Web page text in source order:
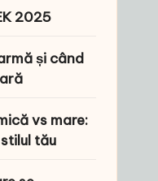
2025
și când
vs mare:
tău